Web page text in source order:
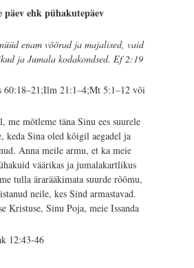
ehk pühakutepäev
enam võõrad ja majalised, vaid
ja Jumala kodakondsed. Ef 2:19
60:18–21;Ilm 21:1–4;Mt 5:1–12 või
me mõtleme täna Sinu ees suurele
keda Sina oled kõigil aegadel ja
Anna meile armu, et ka meie
väärikas ja jumalakartlikus
tulla ärarääkimata suurde rõõmu,
neile, kes Sind armastavad.
Kristuse, Sinu Poja, meie Issanda
12:43-46